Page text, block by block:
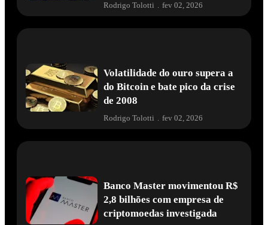
Rodrigo Tolotti . fev 02, 2026
Volatilidade do ouro supera a
do Bitcoin e bate pico da crise
de 2008
Rodrigo Tolotti . fev 02, 2026
Banco Master movimentou R$
2,8 bilhões com empresa de
criptomoedas investigada